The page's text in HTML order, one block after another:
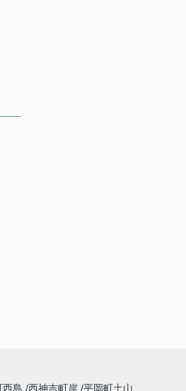
西島 西神吉町岸 平岡町土山